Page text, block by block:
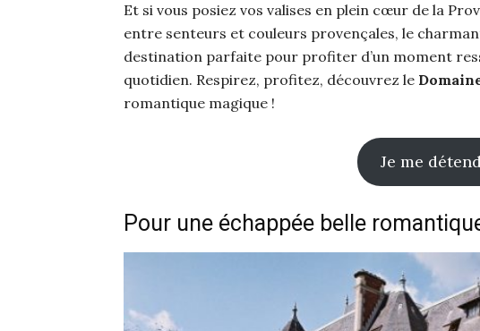
Et si vous posiez vos valises en plein cœur de la
entre senteurs et couleurs provençales, le
destination parfaite pour profiter d’un moment
quotidien. Respirez, profitez, découvrez le
romantique magique !
Je me
Pour une échappée belle